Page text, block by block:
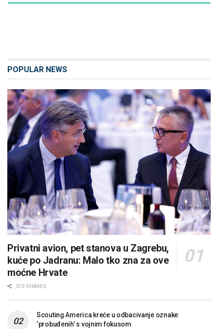
POPULAR NEWS
Privatni avion, pet stanova u Zagrebu,
kuće po Jadranu: Malo tko zna za ove
moćne Hrvate
313 SHARES
Scouting America kreće u odbacivanje oznake
‘probuđenih’ s vojnim fokusom